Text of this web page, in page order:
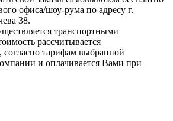
офиса/шоу-рума по адресу г.
38.
транспортными
рассчитывается
согласно тарифам выбранной
и оплачивается Вами при